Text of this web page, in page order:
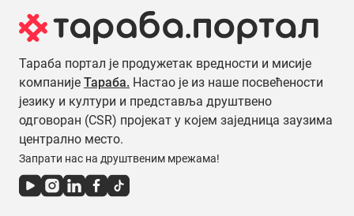
Тараба портал је продужетак вредности и мисије
компаније Тараба. Настао је из наше посвећености
језику и култури и представља друштвено
одговоран (CSR) пројекат у којем заједница заузима
централно место.
Запрати нас на друштвеним мрежама!